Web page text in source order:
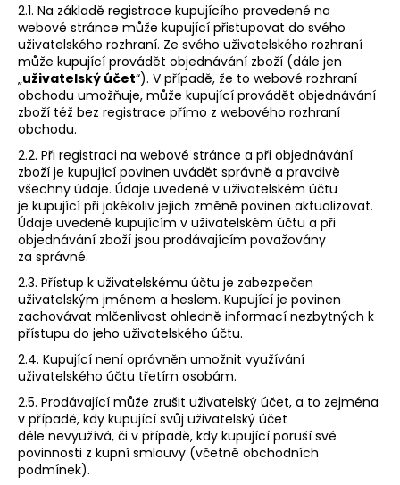
2.1. Na základě registrace kupujícího provedené na
webové stránce může kupující přistupovat do svého
uživatelského rozhraní. Ze svého uživatelského rozhraní
může kupující provádět objednávání zboží (dále jen
„uživatelský účet“). V případě, že to webové rozhraní
obchodu umožňuje, může kupující provádět objednávání
zboží též bez registrace přímo z webového rozhraní
obchodu.
2.2. Při registraci na webové stránce a při objednávání
zboží je kupující povinen uvádět správně a pravdivě
všechny údaje. Údaje uvedené v uživatelském účtu
je kupující při jakékoliv jejich změně povinen aktualizovat.
Údaje uvedené kupujícím v uživatelském účtu a při
objednávání zboží jsou prodávajícím považovány
za správné.
2.3. Přístup k uživatelskému účtu je zabezpečen
uživatelským jménem a heslem. Kupující je povinen
zachovávat mlčenlivost ohledně informací nezbytných k
přístupu do jeho uživatelského účtu.
2.4. Kupující není oprávněn umožnit využívání
uživatelského účtu třetím osobám.
2.5. Prodávající může zrušit uživatelský účet, a to zejména
v případě, kdy kupující svůj uživatelský účet
déle nevyužívá, či v případě, kdy kupující poruší své
povinnosti z kupní smlouvy (včetně obchodních
podmínek).